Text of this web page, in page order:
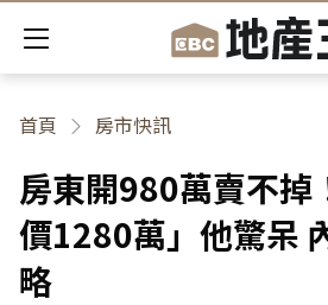
首頁 房市快訊
房東開980萬賣不掉
價1280萬」他驚呆
略